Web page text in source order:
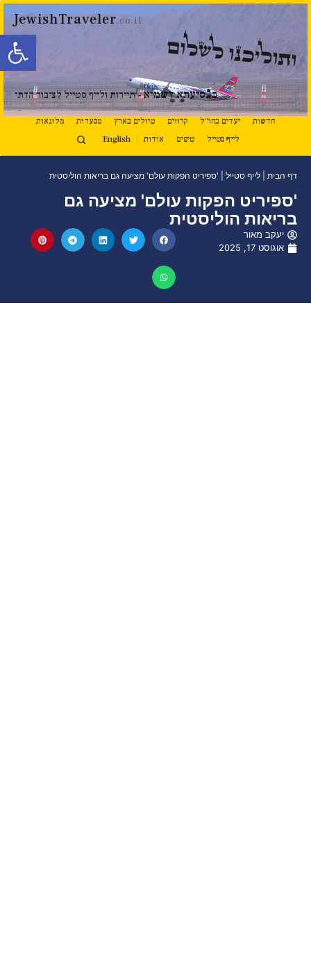
פתח
JewishTraveler.co.il
ותוליכנו לשלום
בנסיעתא דשמיא- תיירות ולייף סטייל לציבור הדתי
חדשות יעדים בחו"ל קרוזים טיולים בארץ מסעדות
מלונאות
לייף סטייל
טיפים אודות English
דף הבית לייף סטייל 'ספיריט הפקות עולם' מציעה גם בריאות הוליסטית
'ספיריט הפקות עולם' מציעה גם
בריאות הוליסטית
יעקב מאור
אוגוסט 17, 2025